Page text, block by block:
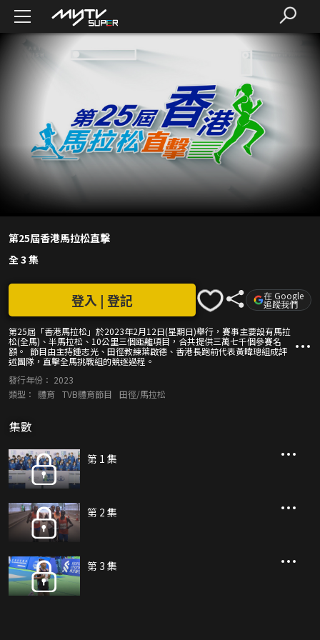
第25屆香港馬拉松直撃
全 3 集
第25屆「香港馬拉松」於2023年2月12日(星期日)舉行，賽事主要設有馬拉
松(全馬)、半馬拉松、10公里三個距離項目，合共提供三萬七千個參賽名
額。 節目由主持鍾志光、田徑教練葉啟德、香港長跑前代表黃暐璁組成評
述團隊，直擊全馬挑戰組的競逐過程。
登入 | 登記 在 Google
追蹤我們
發行年份： 2023
類型： 體育 TVB體育節目 田徑/馬拉松
集數
第 1 集
第 2 集
第 3 集